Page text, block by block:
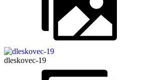
dleskovec-19